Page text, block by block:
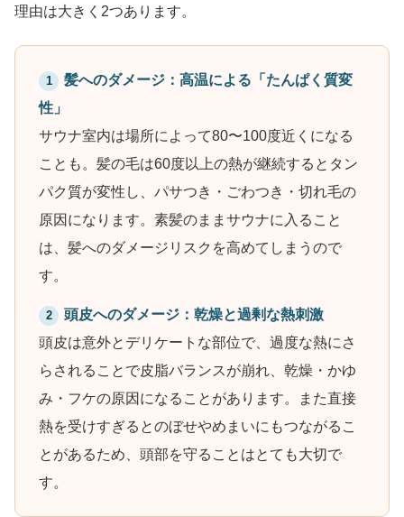
理由は大きく2つあります。
1
髪へのダメージ：高温による「たんぱく質変
性」
サウナ室内は場所によって80〜100度近くになる
ことも。髪の毛は60度以上の熱が継続するとタン
パク質が変性し、パサつき・ごわつき・切れ毛の
原因になります。素髪のままサウナに入ること
は、髪へのダメージリスクを高めてしまうので
す。
2
頭皮へのダメージ：乾燥と過剰な熱刺激
頭皮は意外とデリケートな部位で、過度な熱にさ
らされることで皮脂バランスが崩れ、乾燥・かゆ
み・フケの原因になることがあります。また直接
熱を受けすぎるとのぼせやめまいにもつながるこ
とがあるため、頭部を守ることはとても大切で
す。